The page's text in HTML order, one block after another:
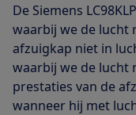
De Siemens
waarbij we de lucht
afzuigkap niet in
waarbij we de lucht
prestaties van de
wanneer hij met